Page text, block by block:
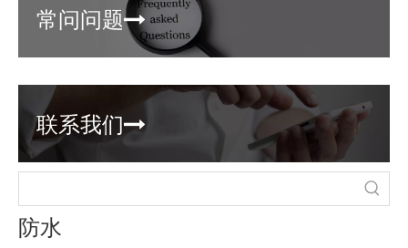
常问问题
联系我们
防水